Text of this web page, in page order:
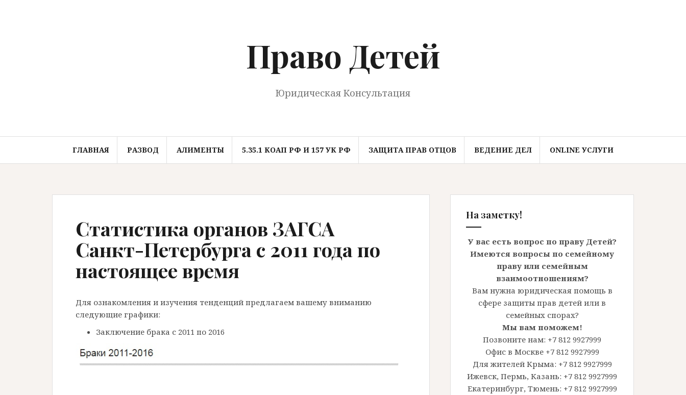
Право Детей
Юридическая Консультация
ГЛАВНАЯ РАЗВОД АЛИМЕНТЫ 5.35.1 КОАП РФ И 157 УК РФ ЗАЩИТА ПРАВ ОТЦОВ ВЕДЕНИЕ ДЕЛ ONLINE УСЛУГИ
Статистика органов ЗАГСА
Санкт-Петербурга с 2011 года по
настоящее время
Для ознакомления и изучения тенденций предлагаем вашему вниманию
следующие графики:
Заключение брака с 2011 по 2016
На заметку!
У вас есть вопрос по праву Детей?
Имеются вопросы по семейному
праву или семейным
взаимоотношениям?
Вам нужна юридическая помощь в
сфере защиты прав детей или в
семейных спорах?
Мы вам поможем!
Позвоните нам: +7 812 9927999
Офис в Москве +7 812 9927999
Для жителей Крыма: +7 812 9927999
Ижевск, Пермь, Казань: +7 812 9927999
Екатеринбург, Тюмень: +7 812 9927999